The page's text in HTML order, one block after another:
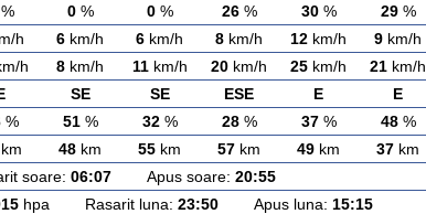
0% 0% 26% 30% 29%
h 6 km/h 6 km/h 8 km/h 12 km/h 9 km/h
h 8 km/h 11km/h 20 km/h 25 km/h 21 km/h
SE SE ESE E E
% 51% 32% 28% 37% 48%
km 48 km 55 km 57 km 49 km 37 km
soare: 06:07 Apus soare: 20:55
hpa Rasarit luna: 23:50 Apus luna: 15:15